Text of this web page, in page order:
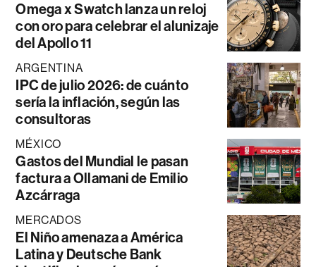
Omega x Swatch lanza un reloj
con oro para celebrar el alunizaje
del Apollo 11
ARGENTINA
IPC de julio 2026: de cuánto
sería la inflación, según las
consultoras
MÉXICO
Gastos del Mundial le pasan
factura a Ollamani de Emilio
Azcárraga
MERCADOS
El Niño amenaza a América
Latina y Deutsche Bank